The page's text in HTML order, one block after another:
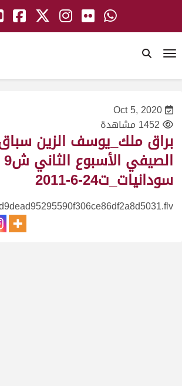
Oct 5, 2020
1452 مشاهدة
براق ملك_يوسف الزين
سودانيات_ت24-6-2011